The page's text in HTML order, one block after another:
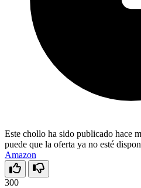
Este chollo ha sido publicado hace
puede que la oferta ya no esté
Amazon
300